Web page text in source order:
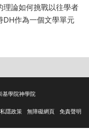
理論如何挑戰以往學者
DH作為一個文學單元
基學院神學院
免責聲明
無障礙網頁
私隱政策